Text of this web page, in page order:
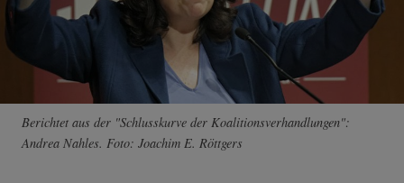
Berichtet aus der "Schlusskurve der Koalitionsverhandlungen":
Andrea Nahles. Foto: Joachim E. Röttgers